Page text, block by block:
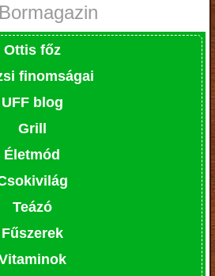
Bormagazin
Ottis főz
finomságai
UFF blog
Grill
Életmód
Teázó
Fűszerek